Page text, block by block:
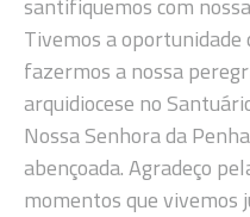
Tivemos a oportunidade
fazermos a nossa
arquidiocese no
Nossa Senhora da
abençoada. Agradeço
momentos que vivemos